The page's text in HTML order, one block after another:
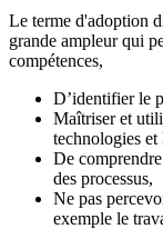
Le terme d'adoption
grande ampleur qui
compétences,
D’identifier le
Maîtriser et
technologies
De
des processus,
Ne pas
exemple le